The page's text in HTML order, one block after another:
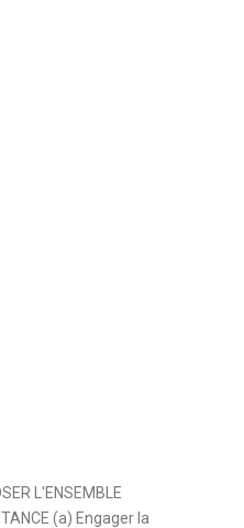
L'ENSEMBLE
(a) Engager la